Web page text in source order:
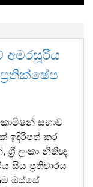
අමරසූරිය
සභාව
ඉදිරිපත් කර
ලංකා නීතිඥ
සිය ප්‍රතිචාරය
ඔස්සේ